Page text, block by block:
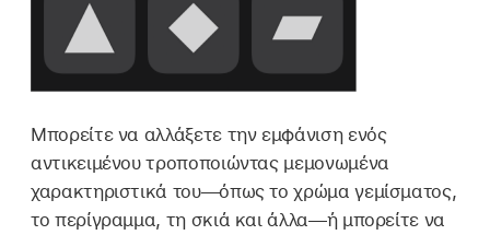
Μπορείτε να αλλάξετε την εμφάνιση ενός
αντικειμένου τροποποιώντας μεμονωμένα
χαρακτηριστικά του—όπως το χρώμα γεμίσματος,
το περίγραμμα, τη σκιά και άλλα—ή μπορείτε να